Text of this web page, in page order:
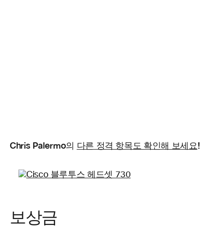
Chris Palermo의 다른 정격 항목도 확인해 보세요!
보상금